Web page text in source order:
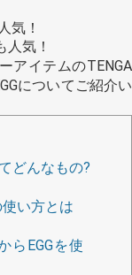
気！
アイテムのTENGA
についてご紹介い
どんなもの?
い方とは
らEGGを使